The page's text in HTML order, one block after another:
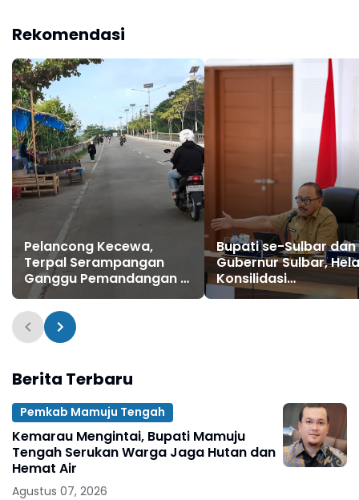
Rekomendasi
Pelancong Kecewa,
Terpal Serampangan
Ganggu Pemandangan di
Mamuju
Bupati se-Sulbar dan
Gubernur Sulbar,
Konsilidasi
Pembangunan
Berita Terbaru
Pemkab Mamuju Tengah
Kemarau Mengintai, Bupati Mamuju
Tengah Serukan Warga Jaga Hutan dan
Hemat Air
Agustus 07, 2026